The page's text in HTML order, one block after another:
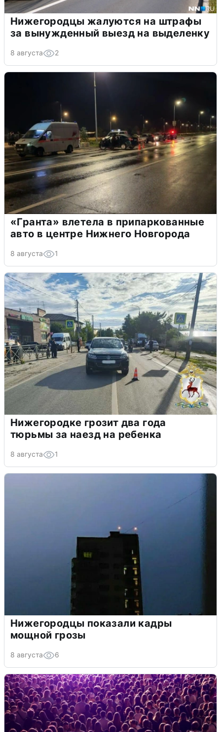
Нижегородцы жалуются на штрафы
за вынужденный выезд на выделенку
8 августа 2
«Гранта» влетела в припаркованные
авто в центре Нижнего Новгорода
8 августа 1
Нижегородке грозит два года
тюрьмы за наезд на ребенка
8 августа 1
Нижегородцы показали кадры
мощной грозы
8 августа 6